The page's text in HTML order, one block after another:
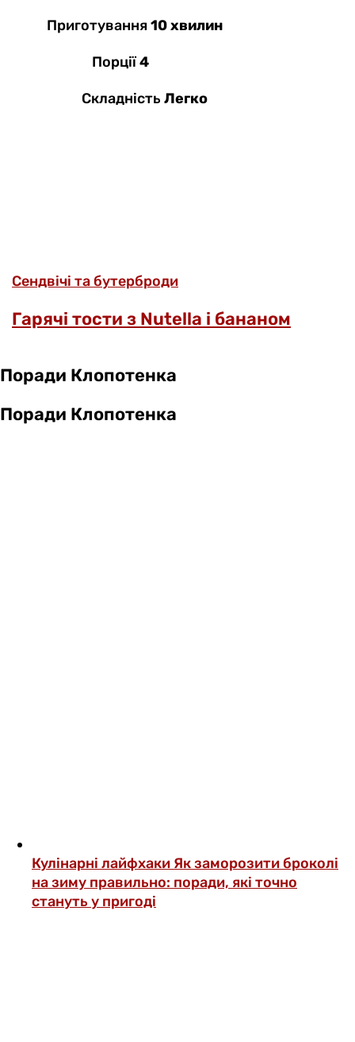
Приготування10 хвилин
Порції4
Складність Легко
Сендвічі та бутерброди
Гарячі тости з Nutella і бананом
Поради Клопотенка
Поради Клопотенка
Кулінарні лайфхаки Як заморозити броколі
на зиму правильно: поради, які точно
стануть у пригоді